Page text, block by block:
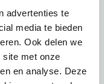
advertenties te
media te bieden
Ook delen we
site met onze
en analyse. Deze
de volgende